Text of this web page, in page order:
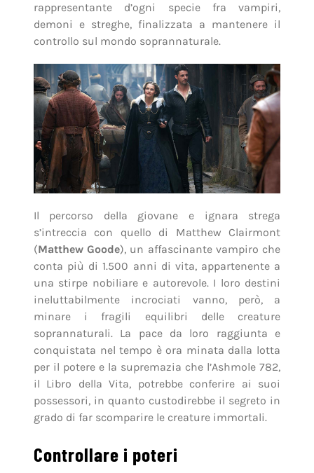
rappresentante d’ogni specie fra vampiri,
demoni e streghe, finalizzata a mantenere il
controllo sul mondo soprannaturale.
Il percorso della giovane e ignara strega
s’intreccia con quello di Matthew Clairmont
(Matthew Goode), un affascinante vampiro che
conta più di 1.500 anni di vita, appartenente a
una stirpe nobiliare e autorevole. I loro destini
ineluttabilmente incrociati vanno, però, a
minare i fragili equilibri delle creature
soprannaturali. La pace da loro raggiunta e
conquistata nel tempo è ora minata dalla lotta
per il potere e la supremazia che l’Ashmole 782,
il Libro della Vita, potrebbe conferire ai suoi
possessori, in quanto custodirebbe il segreto in
grado di far scomparire le creature immortali.
Controllare i poteri